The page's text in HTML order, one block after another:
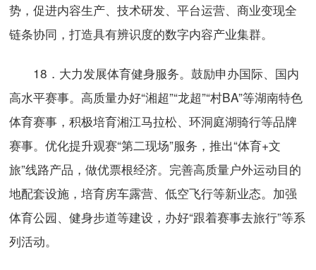
势，促进内容生产、技术研发、平台运营、商业变现全
链条协同，打造具有辨识度的数字内容产业集群。
18．大力发展体育健身服务。鼓励申办国际、国内
高水平赛事。高质量办好“湘超”“龙超”“村BA”等湖南特色
体育赛事，积极培育湘江马拉松、环洞庭湖骑行等品牌
赛事。优化提升观赛“第二现场”服务，推出“体育+文
旅”线路产品，做优票根经济。完善高质量户外运动目的
地配套设施，培育房车露营、低空飞行等新业态。加强
体育公园、健身步道等建设，办好“跟着赛事去旅行”等系
列活动。